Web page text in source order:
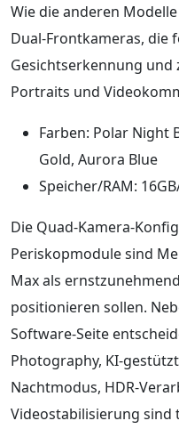
Wie die anderen
Dual‑Frontkameras,
Gesichtserkennung
Portraits und
Farben: Polar Night
Gold, Aurora Blue
Speicher/RAM:
Die
Periskopmodule sind
Max als
positionieren sollen.
Software‑Seite
Photography,
Nachtmodus,
Videostabilisierung sind